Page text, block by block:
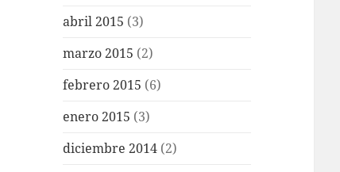
abril 2015 (3)
marzo 2015 (2)
febrero 2015 (6)
enero 2015 (3)
diciembre 2014 (2)